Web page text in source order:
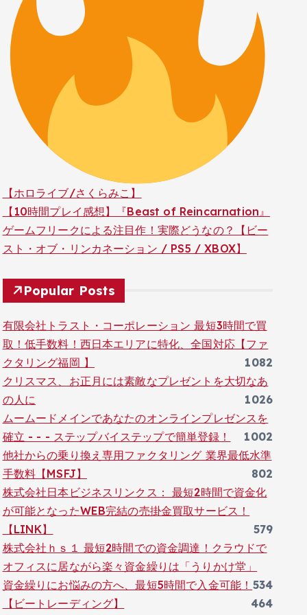
【ホロライブ/さくらみこ】
【10時間プレイ感想】『Beast of Reincarnation』
ゲームフリークによる注目作！実際どうなの？【ビー
スト・オブ・リンカネーション / PS5 / XBOX】
Popular Posts
有限会社トラスト・コーポレーション 最短3時間で買
取！低手数料！西日本エリアに特化、全国対応【ファ
クタリング福岡 】
1082
クリスマス、お正月には素敵なプレゼントを大切なあ
の人に
1026
ムームードメインであなたのオンラインプレゼンスを
確立 - - - ステップバイステップで簡単登録！
1002
他社からの乗り換え専用ファクタリング 業界最低水準
手数料【MSFJ】
802
株式会社日本ビジネスリンクス： 最短2時間で資金化
が可能となったWEB完結の売掛金買取サービス！
【LINK】
579
株式会社ｈｓ１ 最短2時間での資金調達！クラウドで
オフィスに居ながら楽々資金繰りは「うりかけ堂」
534
資金繰りにお悩みの方へ、最短5時間で入金可能！
【ビートレーディング】
464